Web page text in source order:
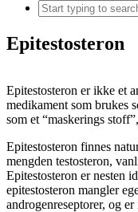
Epitestosteron
Epitestosteron er ikke et
medikament som brukes
som et “maskerings
Epitestosteron finnes
mengden testosteron,
Epitestosteron er nesten
epitestosteron mangler
androgenreseptorer, og